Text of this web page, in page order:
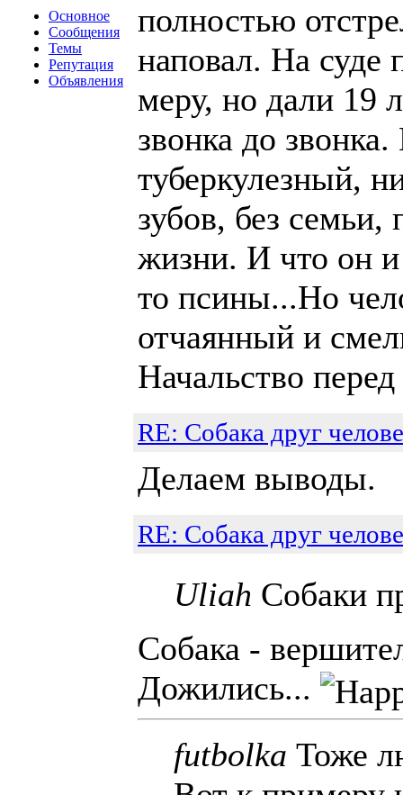
Основное
Сообщения
Темы
Репутация
Объявления
полностью
наповал. На
меру, но дали 19
звонка до
туберкулезный,
зубов, без
жизни. И что он и
то псины...Но
отчаянный и
Начальство
RE: Собака друг
Делаем выводы.
RE: Собака друг
Uliah Собаки
Собака -
Дожились...
futbolka Тоже